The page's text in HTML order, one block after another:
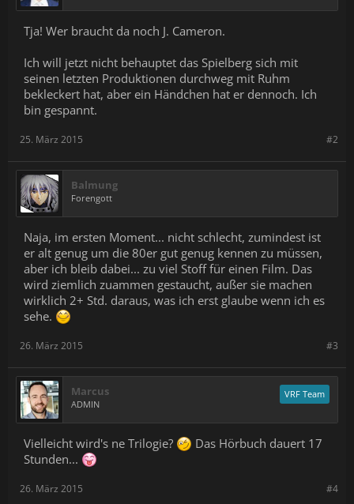
Tja! Wer braucht da noch J. Cameron.
Ich will jetzt nicht behauptet das Spielberg sich mit
seinen letzten Produktionen durchweg mit Ruhm
bekleckert hat, aber ein Händchen hat er dennoch. Ich
bin gespannt.
#2
25. März 2015
Balmung
Forengott
Naja, im ersten Moment... nicht schlecht, zumindest ist
er alt genug um die 80er gut genug kennen zu müssen,
aber ich bleib dabei... zu viel Stoff für einen Film. Das
wird ziemlich zuammen gestaucht, außer sie machen
wirklich 2+ Std. daraus, was ich erst glaube wenn ich es
sehe.
#3
26. März 2015
Marcus
ADMIN
VRF Team
Vielleicht wird's ne Trilogie?
Das Hörbuch dauert 17
Stunden...
#4
26. März 2015